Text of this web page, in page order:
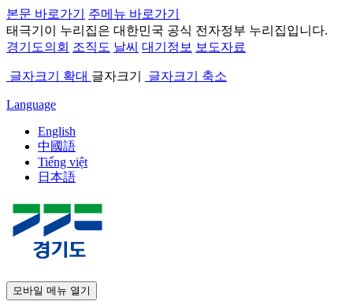
본문 바로가기
주메뉴 바로가기
태극기 이 누리집은 대한민국 공식 전자정부 누리집입니다.
경기도의회 조직도 날씨 대기정보 보도자료
글자크기 확대 글자크기 글자크기 축소
Language
English
中國語
Tiếng việt
日本語
모바일 메뉴 열기